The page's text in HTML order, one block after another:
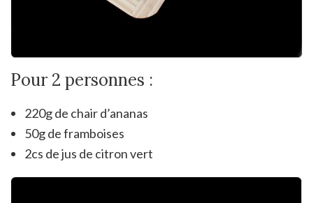
Pour 2 personnes :
220g de chair d’ananas
50g de framboises
2cs de jus de citron vert